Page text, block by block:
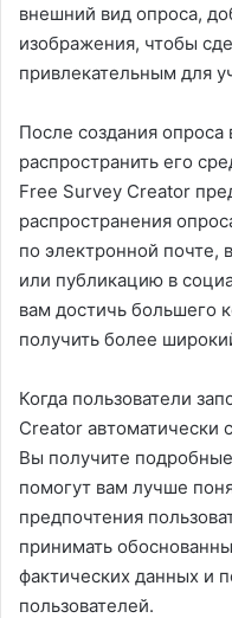
внешний вид опроса,
изображения, чтобы
привлекательным для
После создания
распространить его
Free Survey Creator
распространения
по электронной почте,
или публикацию в
вам достичь большего
получить более
Когда пользователи
Creator автоматически
Вы получите
помогут вам лучше
предпочтения
принимать
фактических данных и
пользователей.